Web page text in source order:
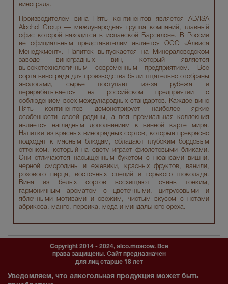
винограда.
Производителем вина Пять континентов является ALVISA
Alcohol Group — международная группа компаний, главный
офис которой находится в испанской Барселоне. В России
ее официальным представителем является ООО «Алвиса
Менеджмент». Напиток выпускается на Минераловодском
заводе виноградных вин, который является
высокотехнологичным современным предприятием. Все
сорта винограда для производства были тщательно отобраны
энологами, сырье поступает из-за рубежа и
перерабатывается на российском предприятии с
соблюдением всех международных стандартов. Каждое вино
Пять континентов демонстрирует наиболее яркие
особенности своей родины, а вся премиальная коллекция
является наглядным дополнением к винной карте мира.
Напитки из красных виноградных сортов, которые прекрасно
подходят к мясным блюдам, обладают глубоким бордовым
оттенком, который на свету играет фиолетовыми бликами.
Они отличаются насыщенным букетом с нюансами вишни,
черной смородины и ежевики, красных фруктов, ванили,
розового перца, восточных специй и горького шоколада.
Вина из белых сортов восхищают очень тонким,
гармоничным ароматом с цветочными, цитрусовыми и
яблочными мотивами и свежим, чистым вкусом с нотами
абрикоса, манго, персика, меда и миндального ореха.
Copyright 2014 - 2024, alco.moscow. Все
права защищены. Сайт предназначен
для лиц старше 18 лет
Уведомляем, что алкогольная продукция может быть